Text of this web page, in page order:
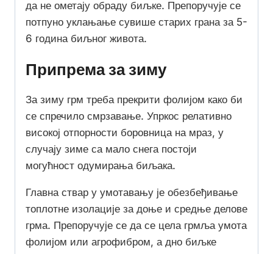
да не ометају обраду биљке. Препоручује се
потпуно уклањање сувише старих грана за 5-
6 година биљног живота.
Припрема за зиму
За зиму грм треба прекрити фолијом како би
се спречило смрзавање. Упркос релативно
високој отпорности боровница на мраз, у
случају зиме са мало снега постоји
могућност одумирања биљака.
Главна ствар у умотавању је обезбеђивање
топлотне изолације за доње и средње делове
грма. Препоручује се да се цела грмља умота
фолијом или агрофибром, а дно биљке